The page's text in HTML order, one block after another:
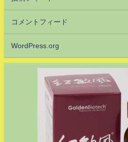
コメントフィード
WordPress.org